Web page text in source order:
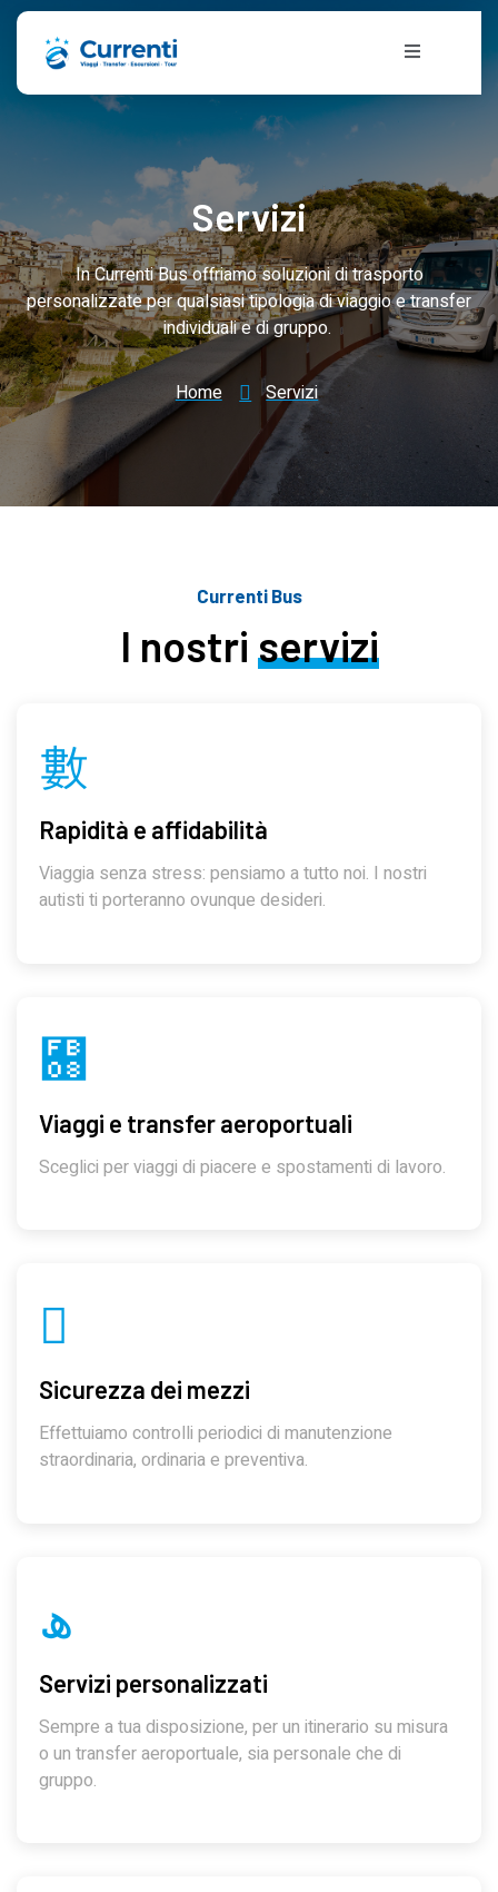
Servizi
In Currenti Bus offriamo soluzioni di trasporto
personalizzate per qualsiasi tipologia di viaggio e transfer
individuali e di gruppo.
Home Servizi
Currenti Bus
I nostri servizi
Rapidità e affidabilità
Viaggia senza stress: pensiamo a tutto noi. I nostri
autisti ti porteranno ovunque desideri.
Viaggi e transfer aeroportuali
Sceglici per viaggi di piacere e spostamenti di lavoro.
Sicurezza dei mezzi
Effettuiamo controlli periodici di manutenzione
straordinaria, ordinaria e preventiva.
Servizi personalizzati
Sempre a tua disposizione, per un itinerario su misura
o un transfer aeroportuale, sia personale che di
gruppo.